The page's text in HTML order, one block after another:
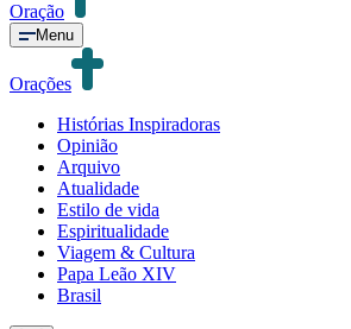
Oração
Menu
Orações
Histórias Inspiradoras
Opinião
Arquivo
Atualidade
Estilo de vida
Espiritualidade
Viagem & Cultura
Papa Leão XIV
Brasil